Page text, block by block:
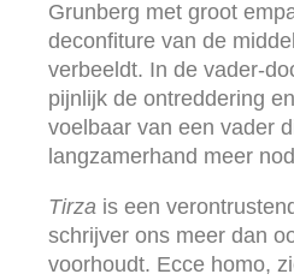
Grunberg met groot
deconfiture van de
verbeeldt. In de vader-
pijnlijk de ontreddering
voelbaar van een vader
langzamerhand meer
Tirza is een
schrijver ons meer dan
voorhoudt. Ecce homo,